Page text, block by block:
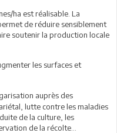
ha est réalisable. La
de réduire sensiblement
soutenir la production locale
les surfaces et
auprès des
lutte contre les maladies
de la culture, les
de la récolte…